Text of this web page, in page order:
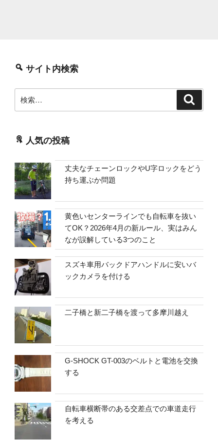
サイト内検索
索:
人気の投稿
丈夫なチェーンロックやU字ロックをどう
持ち運ぶか問題
黄色いセンターラインでも自転車を抜い
てOK？2026年4月の新ルール、実はみん
なが誤解している3つのこと
スズキ車用バックドアハンドルに安いバ
ックカメラを付ける
二子橋と新二子橋を渡って多摩川越え
G-SHOCK GT-003のベルトと電池を交換
する
自転車横断帯のある交差点での車道走行
を考える